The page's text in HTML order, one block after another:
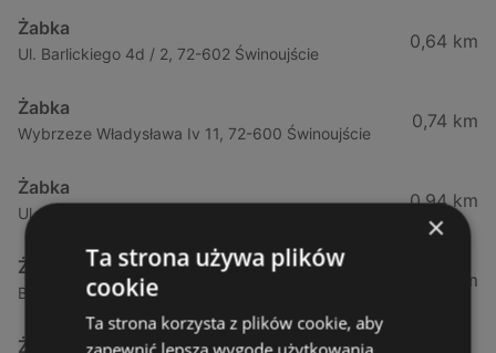
Żabka
Ul. Barlickiego 4d / 2, 72-602 Świnoujście
0,64 km
Żabka
Wybrzeze Władysława Iv 11, 72-600 Świnoujście
0,74 km
Żabka
Ul. Bohaterów Września 49, 72-600 Świnoujście
0,94 km
Żabka
Bohaterów Września 52, 72-600 Świnoujście
1,02 km
Żabka
×
Ta strona używa plików
cookie
Ta strona korzysta z plików cookie, aby